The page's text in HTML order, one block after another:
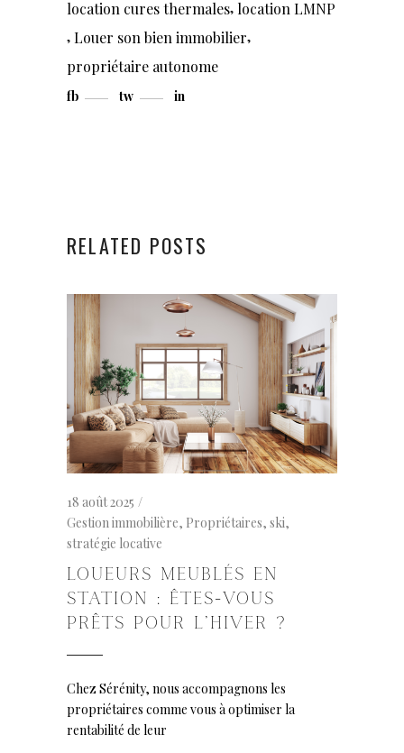
location cures thermales, location LMNP
,Louer son bien immobilier,
propriétaire autonome
fb tw in
RELATED POSTS
18 août 2025
Gestion immobilière, Propriétaires, ski,
stratégie locative
LOUEURS MEUBLÉS EN
STATION : ÊTES-VOUS
PRÊTS POUR L’HIVER ?
Chez Sérénity, nous accompagnons les
propriétaires comme vous à optimiser la
rentabilité de leur